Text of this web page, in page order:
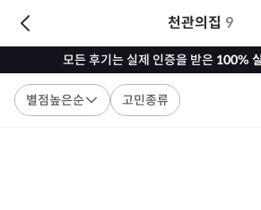
천관의집 9
모든 후기는 실제 인증을 받은 100%
별점높은순 고민종류